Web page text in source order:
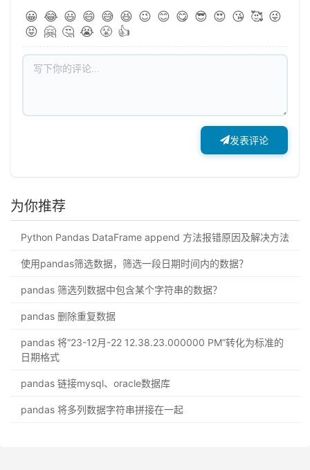
😀 😂 😃 😄 😅 😆 😉 😊 😋 😎 😍 😘 🥰 😜
😝 🤗 🤔 😭 😤 👍
发表评论
为你推荐
Python Pandas DataFrame append 方法报错原因及解决方法
使用pandas筛选数据，筛选一段日期时间内的数据？
pandas 筛选列数据中包含某个字符串的数据？
pandas 删除重复数据
pandas 将“23-12月-22 12.38.23.000000 PM”转化为标准的
日期格式
pandas 链接mysql、oracle数据库
pandas 将多列数据字符串拼接在一起